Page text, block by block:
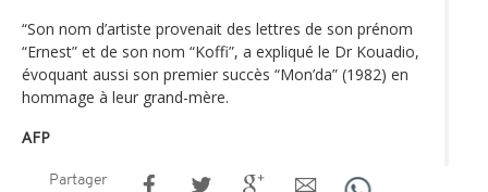
“Son nom d’artiste provenait des lettres de son prénom
“Ernest” et de son nom “Koffi”, a expliqué le Dr Kouadio,
évoquant aussi son premier succès “Mon’da” (1982) en
hommage à leur grand-mère.
AFP
Partager